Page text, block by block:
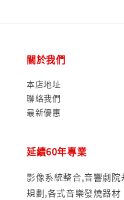
關於我們
本店地址
聯絡我們
最新優惠
延續60年專業
影像系統整合,音響劇
規劃,各式音樂發燒器材